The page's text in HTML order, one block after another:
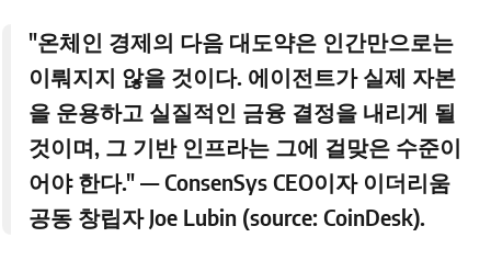
"온체인 경제의 다음 대도약은 인간만으로는
이뤄지지 않을 것이다. 에이전트가 실제 자본
을 운용하고 실질적인 금융 결정을 내리게 될
것이며, 그 기반 인프라는 그에 걸맞은 수준이
어야 한다." — ConsenSys CEO이자 이더리움
공동 창립자 Joe Lubin (source: CoinDesk).